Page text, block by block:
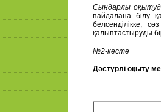
Сындарлы
пайдалана білу
белсенділікке,
қалыптастыруды
№2-кесте
Дәстүрлі оқыту